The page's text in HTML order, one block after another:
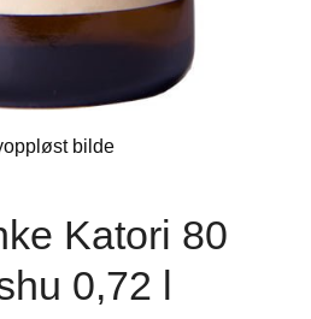
bilde
Katori 80
0,72 l